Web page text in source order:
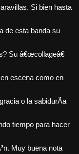
Si bien hasta
de esta banda su
Su â€œcollageâ€
escena como en
o la sabidurÃ­a
tiempo para hacer
Muy buena nota